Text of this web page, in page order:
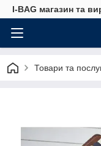
I-BAG магазин та
Товари та